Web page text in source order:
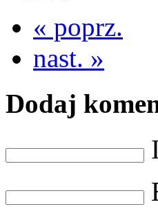
« poprz.
nast. »
Dodaj